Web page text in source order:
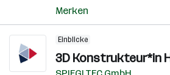
Merken
Einblicke
3D Konstrukteur*in